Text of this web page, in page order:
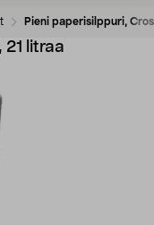
Pieni paperisilppuri,
21 litraa